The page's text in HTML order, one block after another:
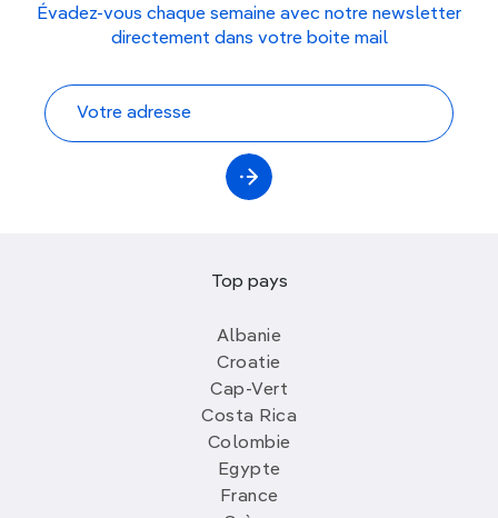
Évadez-vous chaque semaine avec notre newsletter
directement dans votre boite mail
Top pays
Albanie
Croatie
Cap-Vert
Costa Rica
Colombie
Egypte
France